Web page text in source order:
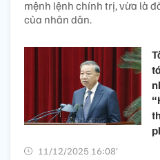
mệnh lệnh chính trị, vừa là
của nhân dân.
11/12/2025 16:08’